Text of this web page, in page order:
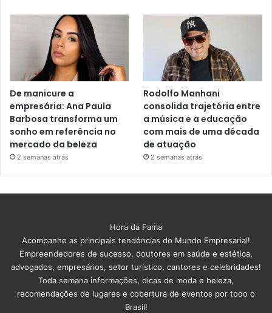
De manicure a
empresária: Ana Paula
Barbosa transforma um
sonho em referência no
mercado da beleza
2 semanas atrás
Rodolfo Manhani
consolida trajetória entre
a música e a educação
com mais de uma década
de atuação
2 semanas atrás
Hora da Fama
Acompanhe as principais tendências do Mundo Empresarial!
Empreendedores de sucesso, doutores em saúde e estética,
advogados, empresários, setor turístico, cantores e celebridades!
Toda semana informações, dicas de moda e beleza,
recomendações de lugares e cobertura de eventos por todo o
Brasil!